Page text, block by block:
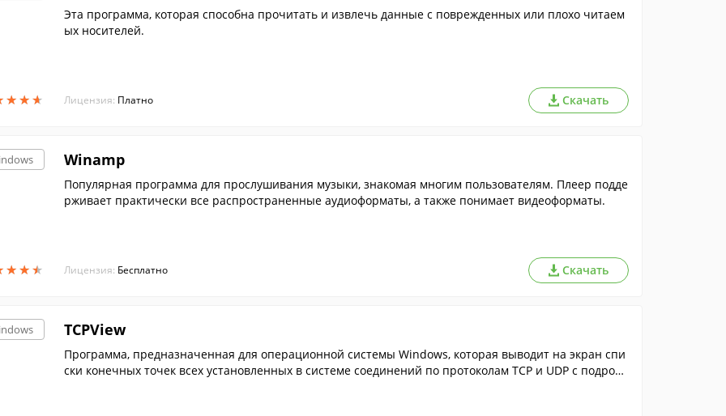
★★★
★★★
Эта программа, которая способна прочитать и извлечь данные с поврежденных или плохо читаем
ых носителей.
Лицензия: Платно Скачать
★★★
★★★
Winamp
Популярная программа для прослушивания музыки, знакомая многим пользователям. Плеер подде
рживает практически все распространенные аудиоформаты, а также понимает видеоформаты.
Лицензия: Бесплатно Скачать
TCPView
Программа, предназначенная для операционной системы Windows, которая выводит на экран спи
ски конечных точек всех установленных в системе соединений по протоколам TCP и UDP с подробн